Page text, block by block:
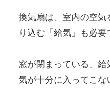
換気扇は、室内の空
り込む「給気」も必要
窓が閉まっている、
気が十分に入ってこな